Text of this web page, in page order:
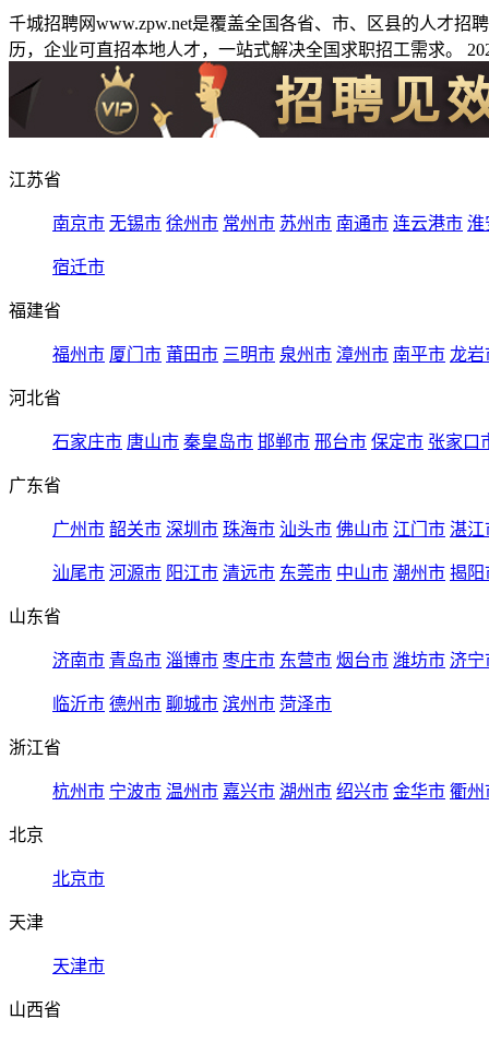
千城招聘网www.zpw.net是覆盖全国各省、市、区县的人才
历，企业可直招本地人才，一站式解决全国求职招工需求。
江苏省
南京市 无锡市 徐州市 常州市 苏州市 南通市 连云港市 淮
宿迁市
福建省
福州市 厦门市 莆田市 三明市 泉州市 漳州市 南平市 龙岩
河北省
石家庄市 唐山市 秦皇岛市 邯郸市 邢台市 保定市 张家口
广东省
广州市 韶关市 深圳市 珠海市 汕头市 佛山市 江门市 湛江
汕尾市 河源市 阳江市 清远市 东莞市 中山市 潮州市 揭阳
山东省
济南市 青岛市 淄博市 枣庄市 东营市 烟台市 潍坊市 济宁
临沂市 德州市 聊城市 滨州市 菏泽市
浙江省
杭州市 宁波市 温州市 嘉兴市 湖州市 绍兴市 金华市 衢州
北京
北京市
天津
天津市
山西省